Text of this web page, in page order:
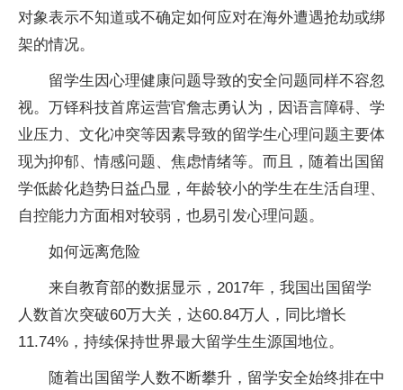
对象表示不知道或不确定如何应对在海外遭遇抢劫或绑
架的情况。
留学生因心理健康问题导致的安全问题同样不容忽
视。万铎科技首席运营官詹志勇认为，因语言障碍、学
业压力、文化冲突等因素导致的留学生心理问题主要体
现为抑郁、情感问题、焦虑情绪等。而且，随着出国留
学低龄化趋势日益凸显，年龄较小的学生在生活自理、
自控能力方面相对较弱，也易引发心理问题。
如何远离危险
来自教育部的数据显示，2017年，我国出国留学
人数首次突破60万大关，达60.84万人，同比增长
11.74%，持续保持世界最大留学生生源国地位。
随着出国留学人数不断攀升，留学安全始终排在中